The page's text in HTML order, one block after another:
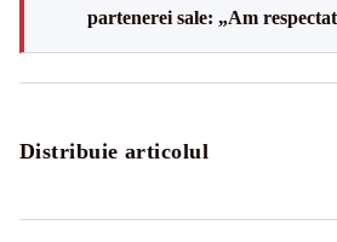
partenerei sale: „Am
Distribuie articolul